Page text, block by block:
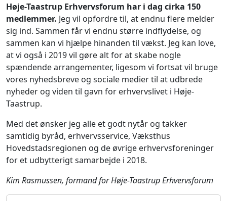
Høje-Taastrup Erhvervsforum har i dag cirka 150
medlemmer. Jeg vil opfordre til, at endnu flere melder
sig ind. Sammen får vi endnu større indflydelse, og
sammen kan vi hjælpe hinanden til vækst. Jeg kan love,
at vi også i 2019 vil gøre alt for at skabe nogle
spændende arrangementer, ligesom vi fortsat vil bruge
vores nyhedsbreve og sociale medier til at udbrede
nyheder og viden til gavn for erhvervslivet i Høje-
Taastrup.
Med det ønsker jeg alle et godt nytår og takker
samtidig byråd, erhvervsservice, Væksthus
Hovedstadsregionen og de øvrige erhvervsforeninger
for et udbytterigt samarbejde i 2018.
Kim Rasmussen, formand for Høje-Taastrup Erhvervsforum